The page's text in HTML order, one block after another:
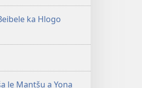
ka Hlogo
le Mantšu a Yona